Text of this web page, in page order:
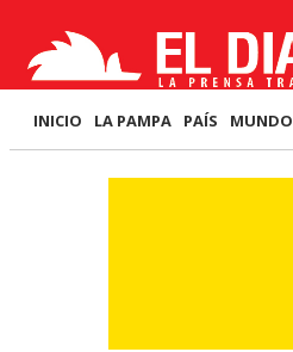
INICIO LA PAMPA PAÍS MUNDO